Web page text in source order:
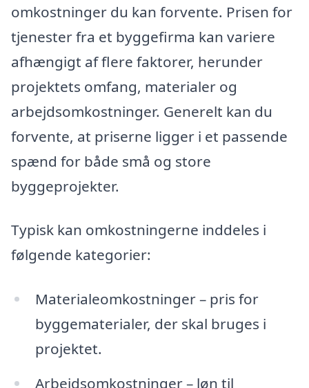
omkostninger du kan forvente. Prisen for
tjenester fra et byggefirma kan variere
afhængigt af flere faktorer, herunder
projektets omfang, materialer og
arbejdsomkostninger. Generelt kan du
forvente, at priserne ligger i et passende
spænd for både små og store
byggeprojekter.
Typisk kan omkostningerne inddeles i
følgende kategorier:
Materialeomkostninger – pris for
byggematerialer, der skal bruges i
projektet.
Arbejdsomkostninger – løn til